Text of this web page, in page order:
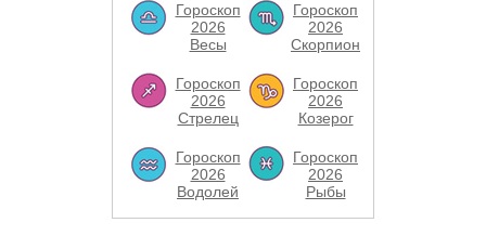
Гороскоп
2026
Весы
Гороскоп
2026
Скорпион
Гороскоп
2026
Стрелец
Гороскоп
2026
Козерог
Гороскоп
2026
Водолей
Гороскоп
2026
Рыбы